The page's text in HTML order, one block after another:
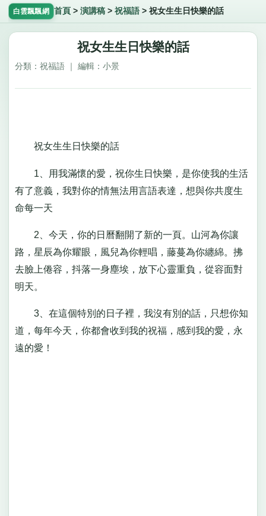
白雲飄飄網 首頁 > 演講稿> 祝福語> 祝女生生日快樂的話
祝女生生日快樂的話
分類：祝福語 ｜ 編輯：小景
祝女生生日快樂的話
1、用我滿懷的愛，祝你生日快樂，是你使我的生活
有了意義，我對你的情無法用言語表達，想與你共度生
命每一天
2、今天，你的日曆翻開了新的一頁。山河為你讓
路，星辰為你耀眼，風兒為你輕唱，藤蔓為你纏綿。拂
去臉上倦容，抖落一身塵埃，放下心靈重負，從容面對
明天。
3、在這個特別的日子裡，我沒有別的話，只想你知
道，每年今天，你都會收到我的祝福，感到我的愛，永
遠的愛！